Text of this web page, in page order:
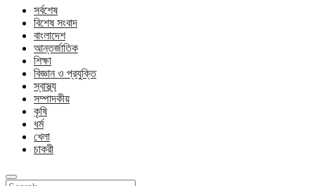
সর্বশেষ
বিশেষ সংবাদ
বাংলাদেশ
আন্তর্জাতিক
শিক্ষা
বিজ্ঞান ও প্রযুক্তি
স্বাস্থ্য
সম্পাদকীয়
কৃষি
ধর্ম
খেলা
চাকরী